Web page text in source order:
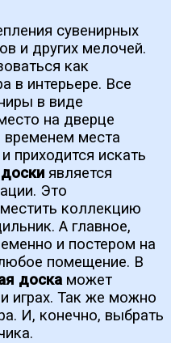
сувенирных
и других мелочей.
как
в интерьере. Все
в виде
на дверце
временем места
приходится искать
является
Это
коллекцию
А главное,
и постером на
помещение. В
доскаможет
играх. Так же можно
И, конечно, выбрать